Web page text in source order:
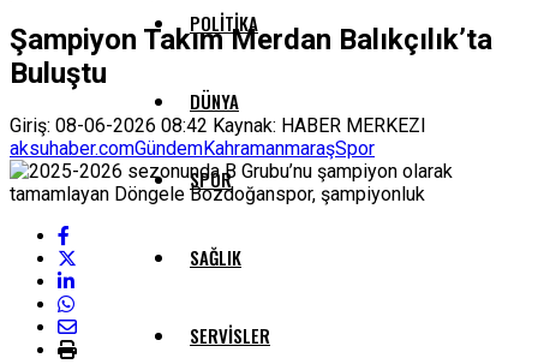
POLITIKA
DÜNYA
SPOR
SAĞLIK
SERVISLER
Şampiyon Takım Merdan Balıkçılık’ta
Buluştu
Giriş: 08-06-2026 08:42 Kaynak: HABER MERKEZI
aksuhaber.comGündemKahramanmaraşSpor